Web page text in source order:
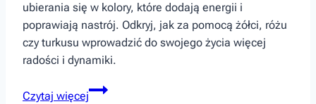
ubierania się w kolory, które dodają energii i
poprawiają nastrój. Odkryj, jak za pomocą żółci, różu
czy turkusu wprowadzić do swojego życia więcej
radości i dynamiki.
Czytaj więcej
Kolory,